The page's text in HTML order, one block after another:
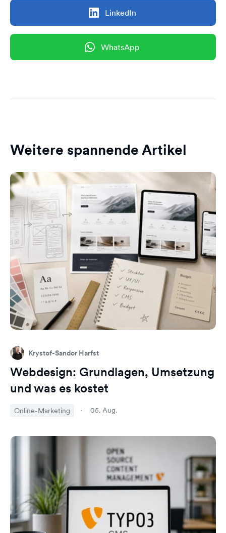
LinkedIn
WhatsApp
Weitere spannende Artikel
Krystof-Sandor Harfst
Webdesign: Grundlagen, Umsetzung
und was es kostet
Online-Marketing 05. Aug.